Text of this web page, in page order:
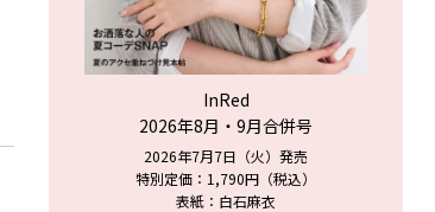
InRed
2026年8月・9月合併号
2026年7月7日（火）発売
特別定価：1,790円（税込）
表紙：白石麻衣